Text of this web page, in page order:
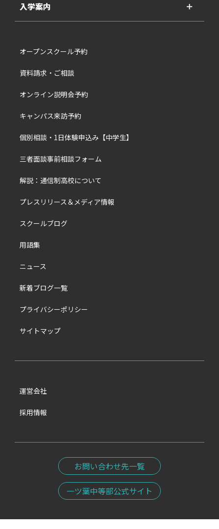
入学案内 ＋
オープンスクール予約
資料請求・ご相談
オンライン説明会予約
キャンパス来訪予約
個別相談・1日体験申込み【中学生】
三者面談事前相談フォーム
解説：通信制高校について
プレスリリース＆メディア情報
スクールブログ
用語集
ニュース
新着ブログ一覧
プライバシーポリシー
サイトマップ
運営会社
採用情報
お問い合わせ先一覧
一ツ葉中等部公式サイト